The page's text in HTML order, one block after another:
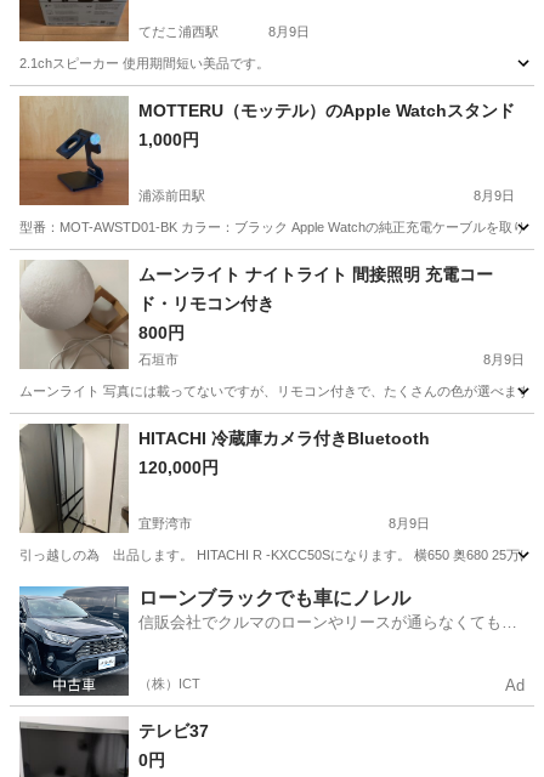
てだこ浦西駅 8月9日
2.1chスピーカー 使用期間短い美品です。
沖縄 沖縄市 オーディオ
MOTTERU（モッテル）のApple Watchスタンド
1,000円
浦添前田駅 8月9日
型番：MOT-AWSTD01-BK カラー：ブラック Apple Watchの純正充電ケーブルを取り
沖縄 浦添市 浦添前田駅 その他
ムーンライト ナイトライト 間接照明 充電コー
ド・リモコン付き
800円
石垣市 8月9日
ムーンライト 写真には載ってないですが、リモコン付きで、たくさんの色が選べま
沖縄 石垣市
HITACHI 冷蔵庫カメラ付きBluetooth
120,000円
宜野湾市 8月9日
引っ越しの為 出品します。 HITACHI R -KXCC50Sになります。 横650 奥680 25万ほ
沖縄 宜野湾市 キッチン家電
ローンブラックでも車にノレル
信販会社でクルマのローンやリースが通らなくてもク
（株）ICT Ad
テレビ37
0円